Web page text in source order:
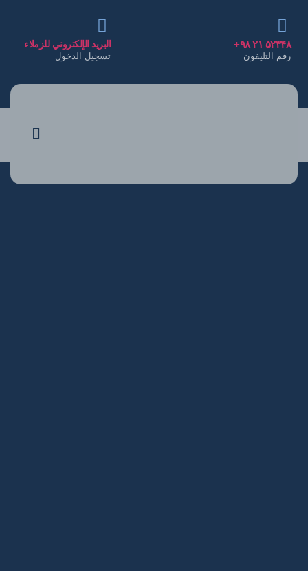
۵۲۳۴۸ ٢١ ٩٨+
رقم التليفون
البريد الإلكتروني للزملاء
تسجيل الدخول